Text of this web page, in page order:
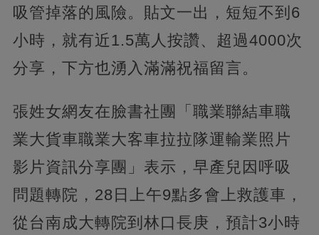
吸管掉落的風險。貼文一出，短短不到6
小時，就有近1.5萬人按讚、超過4000次
分享，下方也湧入滿滿祝福留言。
張姓女網友在臉書社團「職業聯結車職
業大貨車職業大客車拉拉隊運輸業照片
影片資訊分享團」表示，早產兒因呼吸
問題轉院，28日上午9點多會上救護車，
從台南成大轉院到林口長庚，預計3小時